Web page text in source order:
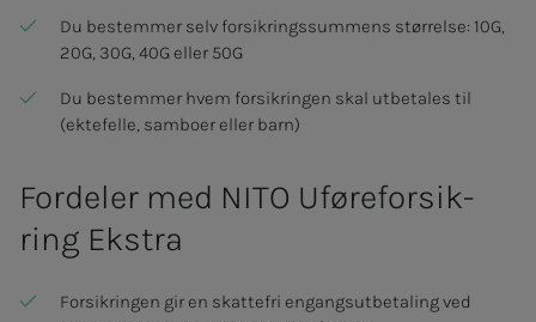
Du bestemmer selv forsikringssummens størrelse: 10G,
20G, 30G, 40G eller 50G
Du bestemmer hvem forsikringen skal utbetales til
(ektefelle, samboer eller barn)
Fordeler med NITO Uføre­­for­­sik­
ring Eks­tra
Forsikringen gir en skattefri engangsutbetaling ved